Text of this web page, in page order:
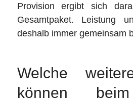
Provision ergibt sich
Gesamtpaket. Leistung
deshalb immer gemeinsam
Welche
können